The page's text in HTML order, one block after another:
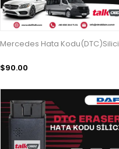
Mercedes Hata Kodu(DTC)Silici
$90.00